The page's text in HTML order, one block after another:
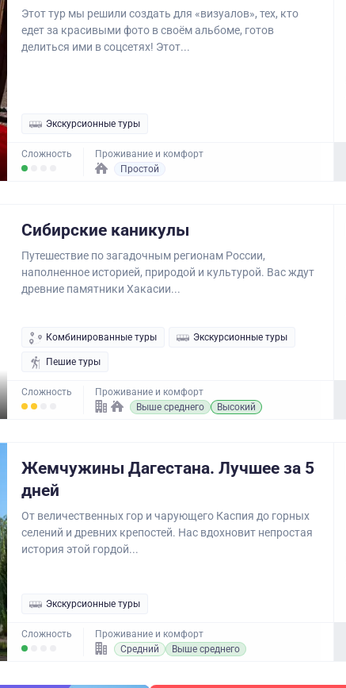
Этот тур мы решили создать для «визуалов», тех, кто
едет за красивыми фото в своём альбоме, готов
делиться ими в соцсетях! Этот...
Экскурсионные туры
Сложность
Проживание и комфорт
Простой
Сибирские каникулы
Путешествие по загадочным регионам России,
наполненное историей, природой и культурой. Вас ждут
древние памятники Хакасии...
Комбинированные туры Экскурсионные туры
Пешие туры
Сложность
Проживание и комфорт
Выше среднего
Высокий
Жемчужины Дагестана. Лучшее за 5
дней
От величественных гор и чарующего Каспия до горных
селений и древних крепостей. Нас вдохновит непростая
история этой гордой...
Экскурсионные туры
Сложность
Проживание и комфорт
Средний
Выше среднего